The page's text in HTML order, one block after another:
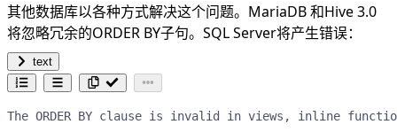
其他数据库以各种方式解决这个问题。MariaDB 和Hive 3.0
将忽略冗余的ORDER BY子句。SQL Server将产生错误：
text
The ORDER BY clause is invalid in views, inline